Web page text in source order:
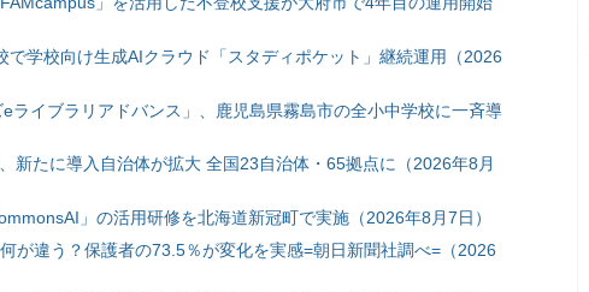
で学校向け生成AIクラウド「スタディポケット」継続運用（2026
ライブラリアドバンス」、鹿児島県霧島市の全小中学校に一斉導
新たに導入自治体が拡大 全国23自治体・65拠点に（2026年8月
」の活用研修を北海道新冠町で実施（2026年8月7日）
が違う？保護者の73.5％が変化を実感=朝日新聞社調べ=（2026